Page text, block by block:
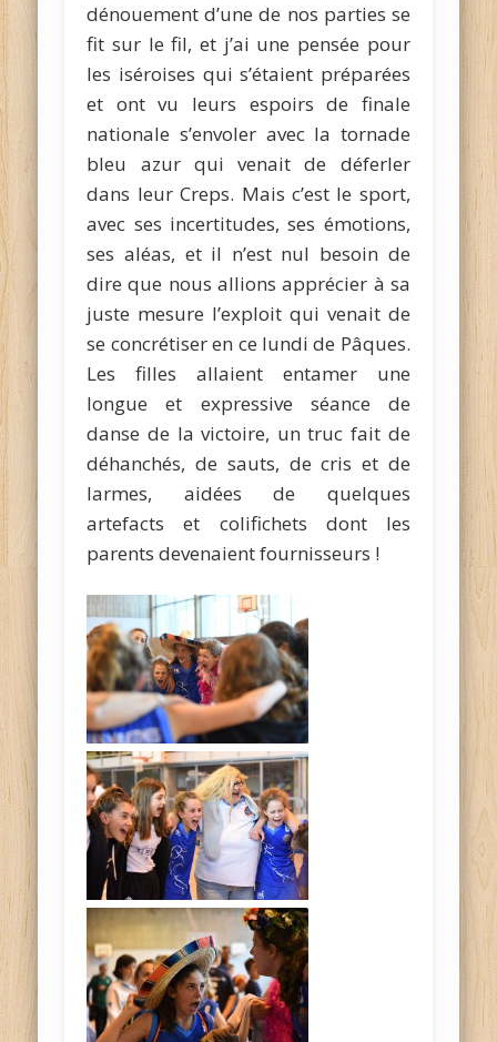
dénouement d’une de nos parties se
fit sur le fil, et j’ai une pensée pour
les iséroises qui s’étaient préparées
et ont vu leurs espoirs de finale
nationale s’envoler avec la tornade
bleu azur qui venait de déferler
dans leur Creps. Mais c’est le sport,
avec ses incertitudes, ses émotions,
ses aléas, et il n’est nul besoin de
dire que nous allions apprécier à sa
juste mesure l’exploit qui venait de
se concrétiser en ce lundi de Pâques.
Les filles allaient entamer une
longue et expressive séance de
danse de la victoire, un truc fait de
déhanchés, de sauts, de cris et de
larmes, aidées de quelques
artefacts et colifichets dont les
parents devenaient fournisseurs !